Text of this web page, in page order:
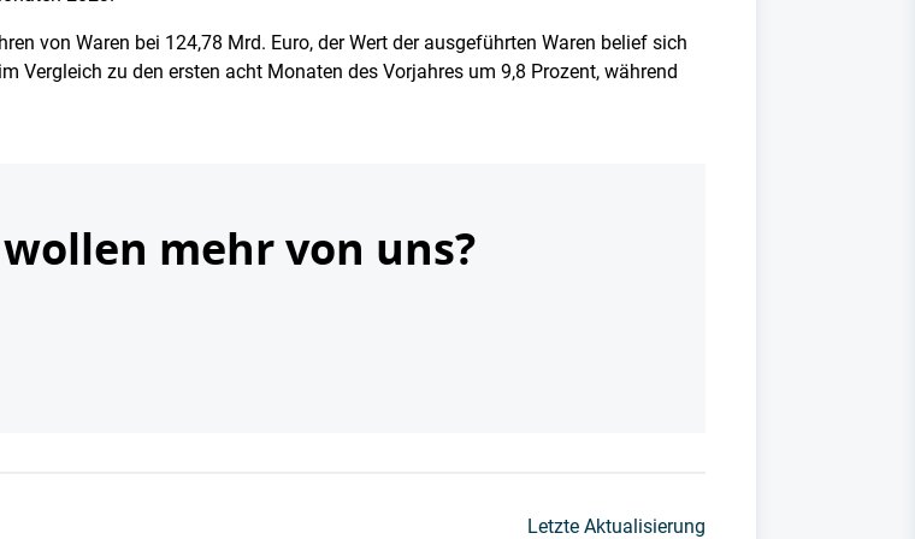
von Waren bei 124,78 Mrd. Euro, der Wert der ausgeführten Waren belief sich
Vergleich zu den ersten acht Monaten des Vorjahres um 9,8 Prozent, während
wollen mehr von uns?
Letzte Aktualisierung